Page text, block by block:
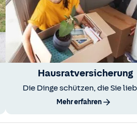
Hausratversicherung
Die Dinge schützen, die Sie
Mehr erfahren